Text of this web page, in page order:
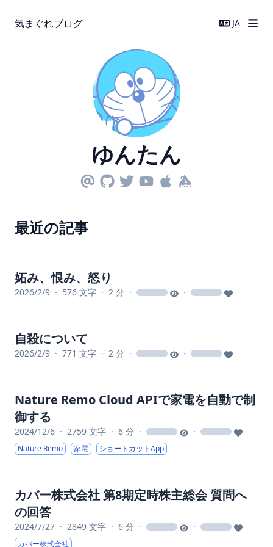
気まぐれブログ JA
ゆんたん
最近の記事
妬み、恨み、怒り
2026/2/9 · 576 文字 · 2 分 · loading · loading
自殺について
2026/2/9 · 771 文字 · 2 分 · loading · loading
Nature Remo Cloud APIで家電を自動で制
御する
2024/12/6 · 2759 文字 · 6 分 · loading · loading
Nature Remo 家電 ショートカットApp
カバー株式会社 第8期定時株主総会 質問へ
の回答
2024/7/27 · 2849 文字 · 6 分 · loading · loading
カバー株式会社